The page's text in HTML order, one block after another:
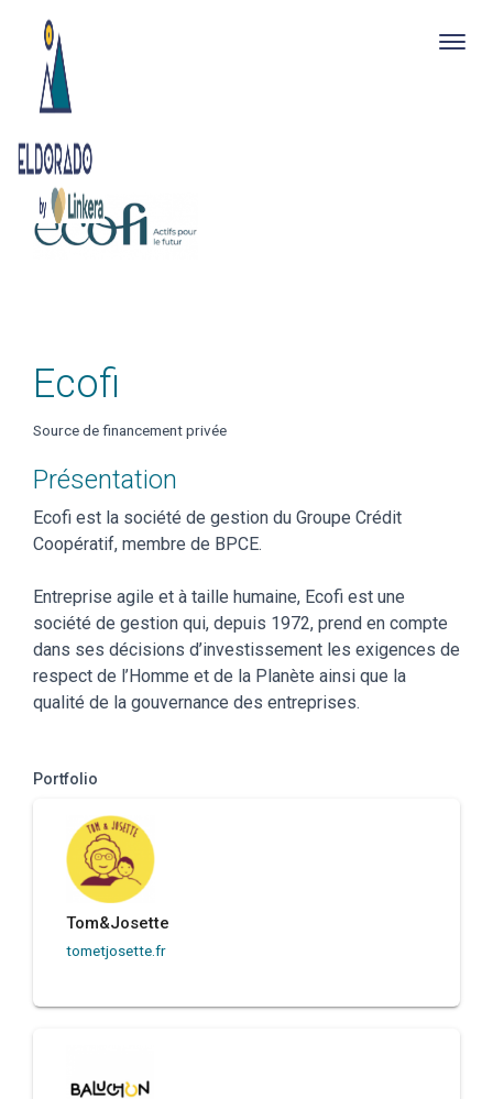
main
content
Ecofi
Source de financement privée
Présentation
Ecofi est la société de gestion du Groupe Crédit
Coopératif, membre de BPCE.
Entreprise agile et à taille humaine, Ecofi est une
société de gestion qui, depuis 1972, prend en compte
dans ses décisions d’investissement les exigences de
respect de l’Homme et de la Planète ainsi que la
qualité de la gouvernance des entreprises.
Portfolio
Tom&Josette
tometjosette.fr